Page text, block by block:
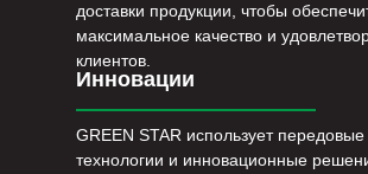
Инновации
доставки продукции, чтобы
максимальное качество и
клиентов.
GREEN STAR использует передовые
технологии и инновационные